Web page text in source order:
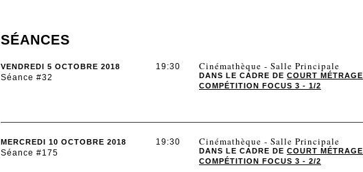
SÉANCES
VENDREDI 5 OCTOBRE 2018
Séance #32
19:30 Cinémathèque - Salle Principale
DANS LE CADRE DE COURT MÉTRAGE
COMPÉTITION FOCUS 3 - 1/2
MERCREDI 10 OCTOBRE 2018
Séance #175
19:30 Cinémathèque - Salle Principale
DANS LE CADRE DE COURT MÉTRAGE
COMPÉTITION FOCUS 3 - 2/2